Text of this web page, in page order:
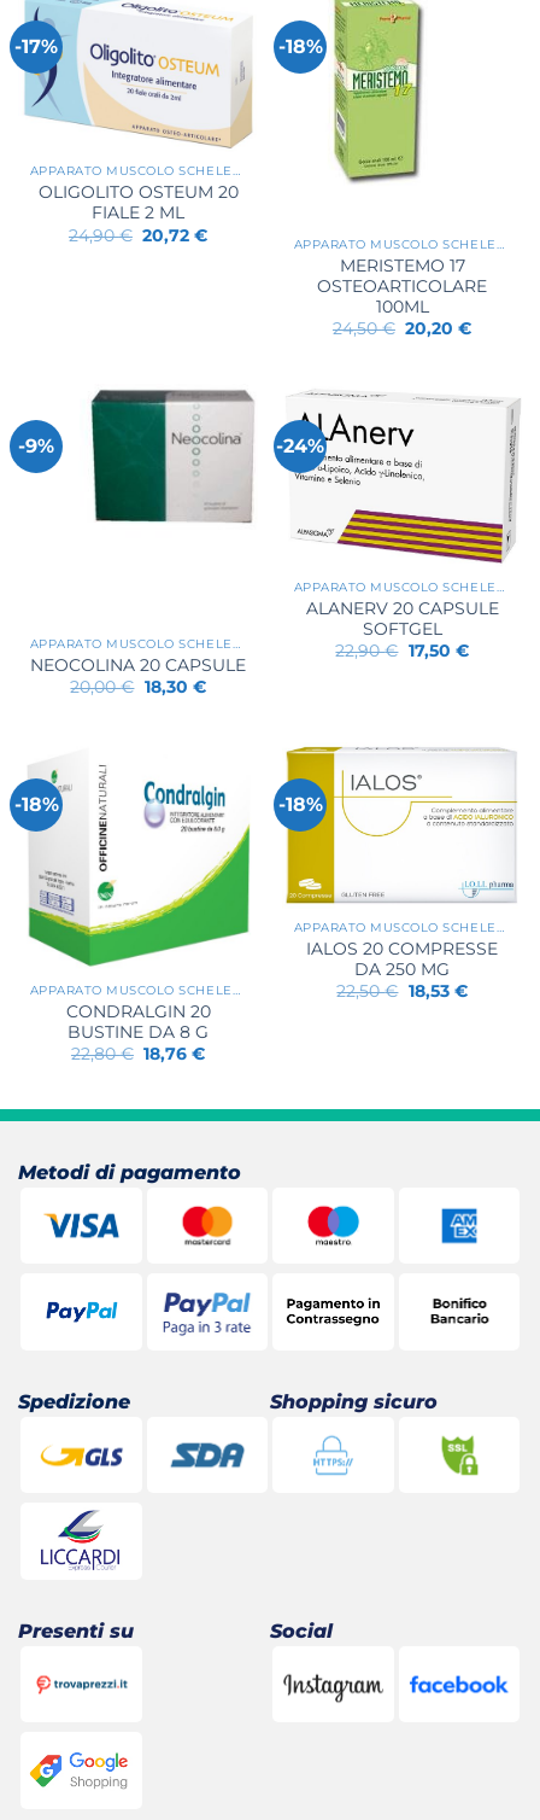
-17%
APPARATO MUSCOLO SCHELETRICO
OLIGOLITO OSTEUM 20
FIALE 2 ML
24,90€ Il
prezzo
20,72€Il
-18%
APPARATO MUSCOLO SCHELETRICO
MERISTEMO 17
OSTEOARTICOLARE
100ML
24,50€ Il
prezzo
20,20€Il
-9%
APPARATO MUSCOLO SCHELETRICO
NEOCOLINA 20 CAPSULE
20,00€ Il
prezzo
18,30 €Il
-24%
APPARATO MUSCOLO SCHELETRICO
ALANERV 20 CAPSULE
SOFTGEL
22,90€ Il
prezzo
17,50 €Il
-18%
APPARATO MUSCOLO SCHELETRICO
CONDRALGIN 20
BUSTINE DA 8 G
22,80€ Il
prezzo
22,80 €.
18,76€Il
18,76 €.
-18%
APPARATO MUSCOLO SCHELETRICO
IALOS 20 COMPRESSE
DA 250 MG
22,50€ Il
prezzo
18,53 €Il
Metodi di pagamento
Spedizione Shopping sicuro
Presenti su Social